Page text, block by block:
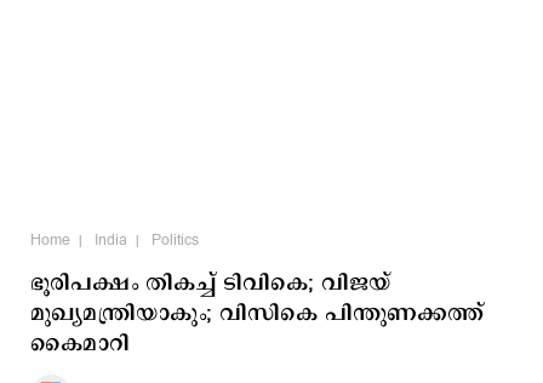
Home India Politics
ഭൂരിപക്ഷം തികച്ച് ടിവികെ; വിജയ്
മുഖ്യമന്ത്രിയാകും; വിസികെ പിന്തുണക്കത്ത്
കൈമാറി